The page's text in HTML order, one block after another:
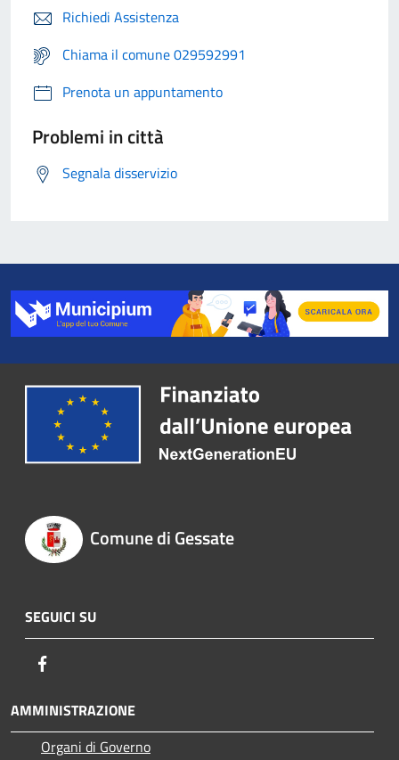
Richiedi Assistenza
Chiama il comune 029592991
Prenota un appuntamento
Problemi in città
Segnala disservizio
Comune di Gessate
SEGUICI SU
AMMINISTRAZIONE
Organi di Governo